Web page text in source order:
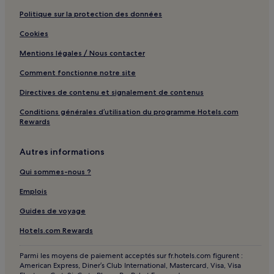
Barueri : hôtels Hôtels avec cuisine
Bragança Paulista : hôtels Hôtels avec parking
Jundiaí : hôtels Hôtels avec parking
Jundiaí : hôtels Hôtels avec centre de fitness
Jundiaí : hôtels Hôtels avec petit-déjeuner gratuit
Jundiaí : hôtels 3 étoiles
Águas de Lindóia : hôtels Hôtels avec piscine
Águas de Lindóia : hôtels Hôtels avec centre de fitness
compagnie
Águas de Lindóia : Pousadas
Águas de Lindóia : hôtels Hôtels pas chers
Águas de Lindóia : hôtels Hôtels familiaux
Águas de Lindóia : hôtels Hôtels avec spa
São Pedro : hôtels Hôtels avec petit-déjeuner gratuit
Politique sur la protection des données
Cookies
Mentions légales / Nous contacter
Comment fonctionne notre site
Directives de contenu et signalement de contenus
Conditions générales d’utilisation du programme Hotels.com
Rewards
Autres informations
Qui sommes-nous ?
Emplois
Guides de voyage
Hotels.com Rewards
Parmi les moyens de paiement acceptés sur fr.hotels.com figurent :
American Express, Diner’s Club International, Mastercard, Visa, Visa